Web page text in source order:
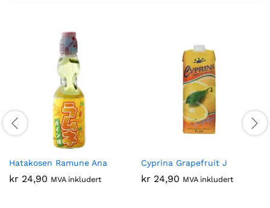
Hatakosen Ramune Ana
kr 24,90 MVA inkludert
Cyprina Grapefruit J
kr 24,90 MVA inkludert